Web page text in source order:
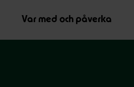
Var med och påverka